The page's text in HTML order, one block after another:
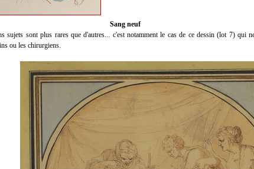
Sang neuf
sujets sont plus rares que d'autres... c'est notamment le cas de ce dessin (lot 7) qui
ou les chirurgiens.